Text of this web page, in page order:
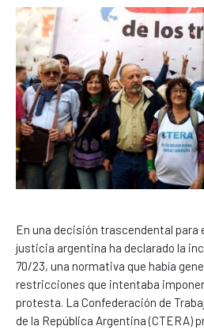
En una decisión trascendental para
justicia argentina ha declarado la
70/23, una normativa que había
restricciones que intentaba
protesta. La Confederación de
de la República Argentina (CTERA)